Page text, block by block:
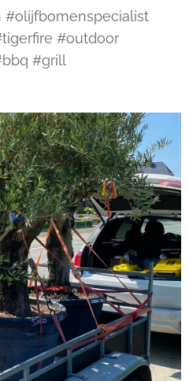
#outdoor
#grill